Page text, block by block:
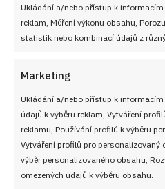
Ukládání a/nebo přístup k informacím
reklam, Měření výkonu obsahu,
statistik nebo kombinací údajů z
Marketing
Ukládání a/nebo přístup k informacím
údajů k výběru reklam, Vytváření
reklamu, Používání profilů k výběru
Vytváření profilů pro personalizovaný
výběr personalizovaného obsahu,
omezených údajů k výběru obsahu.
PŘEDCHOZÍ RECEPT
Kynuté těsto na pizzu za
půl hodiny – tak málo stačí
a máte základ lepší než z
profi pizzerie